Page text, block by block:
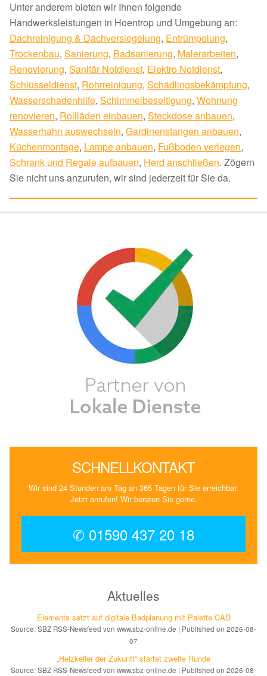
Unter anderem bieten wir Ihnen folgende
Handwerksleistungen in Hoentrop und Umgebung an:
Dachreinigung & Dachversiegelung, Entrümpelung,
Trockenbau, Sanierung, Badsanierung, Malerarbeiten,
Renovierung, Sanitär Notdienst, Elektro Notdienst,
Schlüsseldienst, Rohrreinigung, Schädlingsbekämpfung,
Wasserschadenhilfe, Schimmelbeseitigung, Wohnung
renovieren, Rollläden einbauen, Steckdose anbauen,
Wasserhahn auswechseln, Gardinenstangen anbauen,
Küchenmontage, Lampe anbauen, Fußboden verlegen,
Schrank und Regale aufbauen, Herd anschließen. Zögern
Sie nicht uns anzurufen, wir sind jederzeit für Sie da.
SCHNELLKONTAKT
Wir sind 24 Stunden am Tag an 365 Tagen für Sie erreichbar.
Jetzt anrufen! Wir beraten Sie gerne.
✆ 01590 437 20 18
Aktuelles
Elements setzt auf di­gi­ta­le Bad­pla­nung mit Palette CAD
Source: SBZ RSS-Newsfeed von www.sbz-online.de
Published on 2026-08-
07
„Heizkeller der Zu­kunft“ star­tet zwei­te Run­de
Source: SBZ RSS-Newsfeed von www.sbz-online.de
Published on 2026-08-